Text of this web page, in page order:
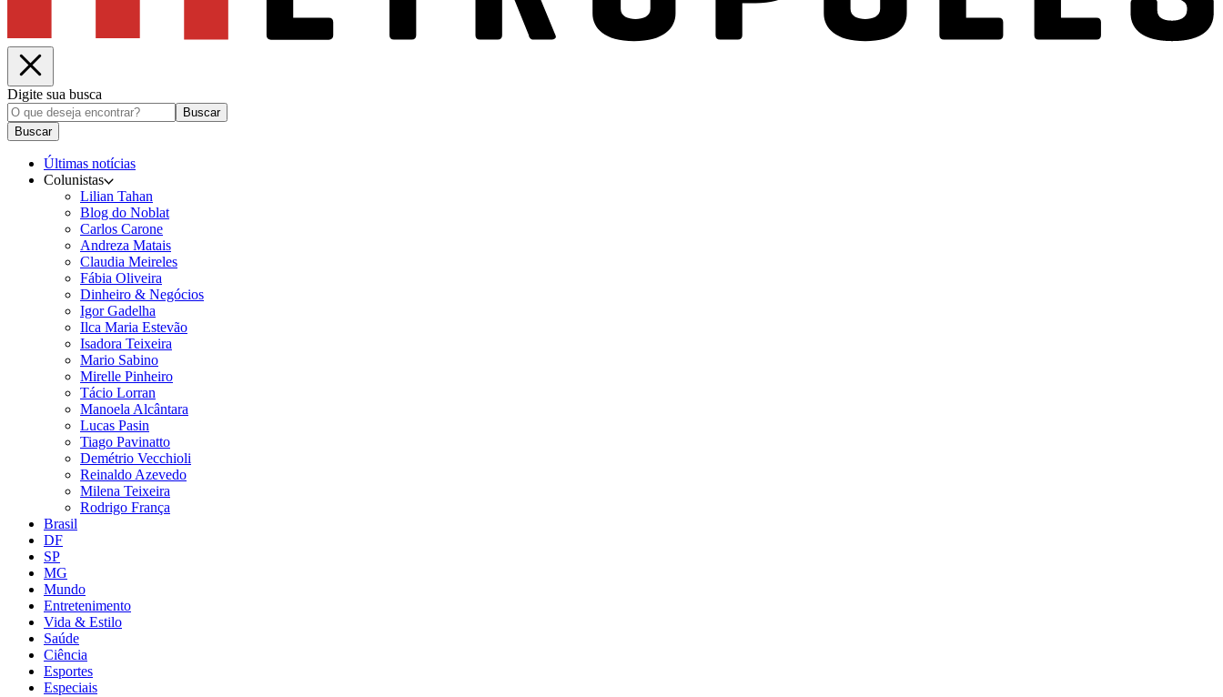
Digite sua busca
Buscar
Buscar
Últimas notícias
Colunistas
Lilian Tahan
Blog do Noblat
Carlos Carone
Andreza Matais
Claudia Meireles
Fábia Oliveira
Dinheiro & Negócios
Igor Gadelha
Ilca Maria Estevão
Isadora Teixeira
Mario Sabino
Mirelle Pinheiro
Tácio Lorran
Manoela Alcântara
Lucas Pasin
Tiago Pavinatto
Demétrio Vecchioli
Reinaldo Azevedo
Milena Teixeira
Rodrigo França
Brasil
DF
SP
MG
Mundo
Entretenimento
Vida & Estilo
Saúde
Ciência
Esportes
Especiais